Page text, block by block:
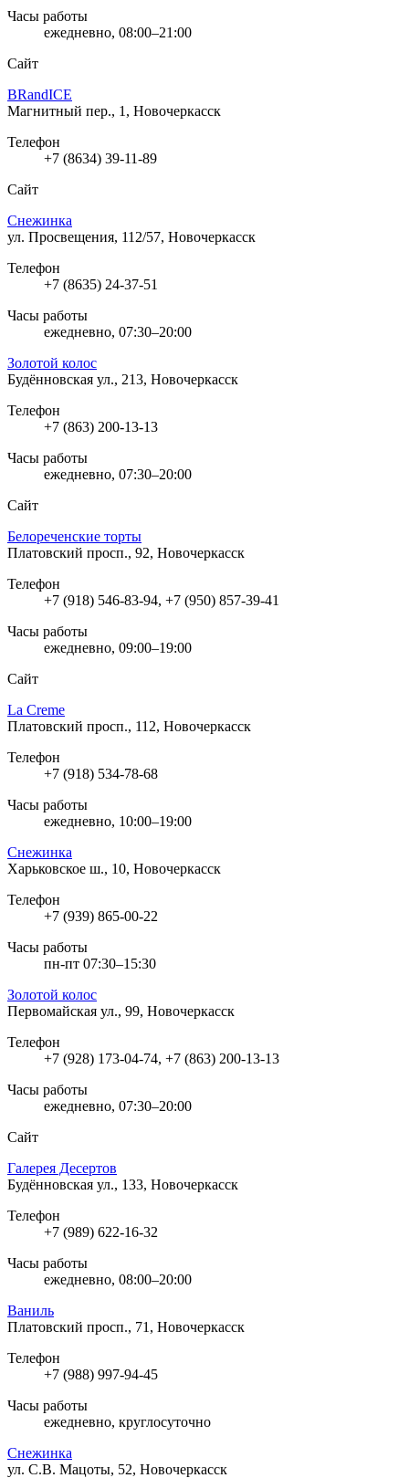
Часы работы
ежедневно, 08:00–21:00
Сайт
BRandICE
Магнитный пер., 1, Новочеркасск
Телефон
+7 (8634) 39-11-89
Сайт
Снежинка
ул. Просвещения, 112/57, Новочеркасск
Телефон
+7 (8635) 24-37-51
Часы работы
ежедневно, 07:30–20:00
Золотой колос
Будённовская ул., 213, Новочеркасск
Телефон
+7 (863) 200-13-13
Часы работы
ежедневно, 07:30–20:00
Сайт
Белореченские торты
Платовский просп., 92, Новочеркасск
Телефон
+7 (918) 546-83-94, +7 (950) 857-39-41
Часы работы
ежедневно, 09:00–19:00
Сайт
La Creme
Платовский просп., 112, Новочеркасск
Телефон
+7 (918) 534-78-68
Часы работы
ежедневно, 10:00–19:00
Снежинка
Харьковское ш., 10, Новочеркасск
Телефон
+7 (939) 865-00-22
Часы работы
пн-пт 07:30–15:30
Золотой колос
Первомайская ул., 99, Новочеркасск
Телефон
+7 (928) 173-04-74, +7 (863) 200-13-13
Часы работы
ежедневно, 07:30–20:00
Сайт
Галерея Десертов
Будённовская ул., 133, Новочеркасск
Телефон
+7 (989) 622-16-32
Часы работы
ежедневно, 08:00–20:00
Ваниль
Платовский просп., 71, Новочеркасск
Телефон
+7 (988) 997-94-45
Часы работы
ежедневно, круглосуточно
Снежинка
ул. С.В. Мацоты, 52, Новочеркасск